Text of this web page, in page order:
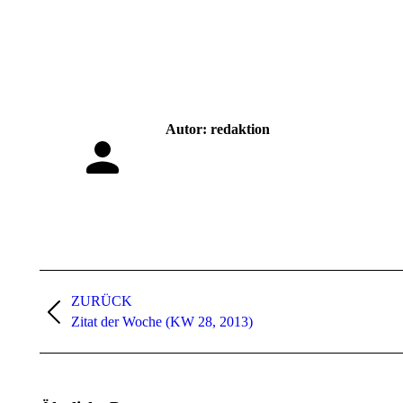
Autor: redaktion
ZURÜCK
Vorheriger
Zitat der Woche (KW 28, 2013)